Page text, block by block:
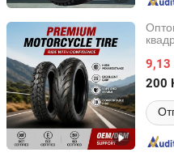
9,13
200
Hebei Wanjun Tire Co.,Ltd
Hebei, China с